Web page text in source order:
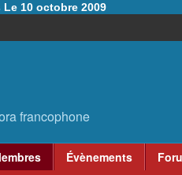
10 octobre 2009
Évènements